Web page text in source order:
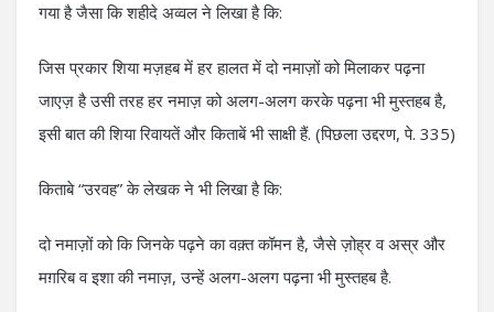
गया है जैसा कि शहीदे अव्वल ने लिखा है कि:
जिस प्रकार शिया मज़हब में हर हालत में दो नमाज़ों को मिलाकर पढ़ना
जाएज़ है उसी तरह हर नमाज़ को अलग-अलग करके पढ़ना भी मुस्तहब है,
इसी बात की शिया रिवायतें और किताबें भी साक्षी हैं. (पिछला उद्दरण, पे. 335)
किताबे “उरवह” के लेखक ने भी लिखा है कि:
दो नमाज़ों को कि जिनके पढ़ने का वक़्त कॉमन है, जैसे ज़ोह्र व अस्र और
मग़रिब व इशा की नमाज़, उन्हें अलग-अलग पढ़ना भी मुस्तहब है.